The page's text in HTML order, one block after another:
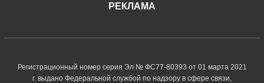
РЕКЛАМА
Регистрационный номер серия Эл № ФС77-80393 от 01 марта 2021
г. выдано Федеральной службой по надзору в сфере связи,